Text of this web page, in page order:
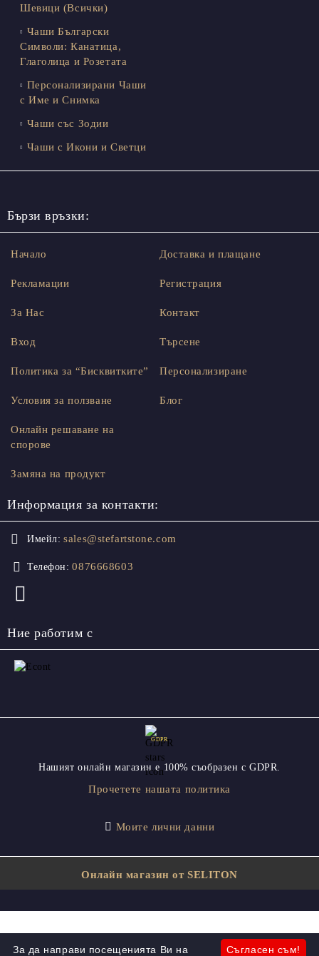
Шевици (Всички)
Чаши Български
Символи: Канатица,
Глаголица и Розетата
Персонализирани Чаши
с Име и Снимка
Чаши със Зодии
Чаши с Икони и Светци
Бързи връзки:
Начало
Рекламации
За Нас
Вход
Доставка и плащане
Регистрация
Контакт
Търсене
Политика за “Бисквитките”
Условия за ползване
Онлайн решаване на
спорове
Замяна на продукт
Персонализиране
Блог
Информация за контакти:
Имейл: sales@stefartstone.com
Телефон: 0876668603
Ние работим с
GDPR
Нашият онлайн магазин е 100% съобразен с GDPR.
Прочетете нашата политика
Моите лични данни
Онлайн магазин от SELITON
Съгласен съм!
За да направи посещенията Ви на